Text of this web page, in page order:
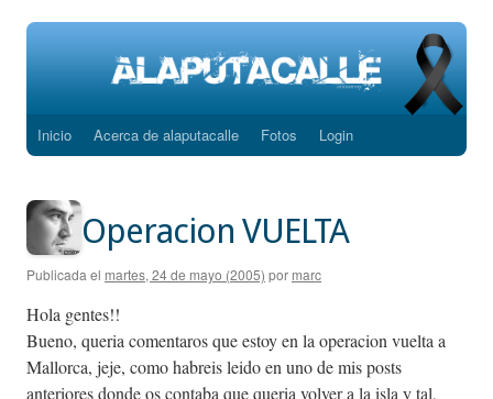
Saltar
contenido
Inicio Acerca de alaputacalle Fotos Login
Operacion VUELTA
Publicada el martes, 24 de mayo (2005) por marc
Hola gentes!!
Bueno, queria comentaros que estoy en la operacion vuelta a
Mallorca, jeje, como habreis leido en uno de mis posts
anteriores donde os contaba que queria volver a la isla y tal,